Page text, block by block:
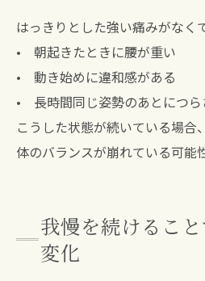
はっきりとした強い痛みがなく
• 朝起きたときに腰が重い
• 動き始めに違和感がある
• 長時間同じ姿勢のあとにつら
こうした状態が続いている場合、
体のバランスが崩れている可能
我慢を続けるこ
変化